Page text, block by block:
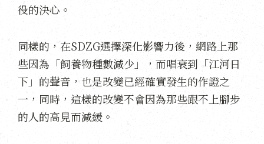
役的決心。
同樣的，在SDZG選擇深化影響力後，網路上那
些因為「飼養物種數減少」，而唱衰到「江河日
下」的聲音，也是改變已經確實發生的作證之
一，同時，這樣的改變不會因為那些跟不上腳步
的人的高見而減緩。